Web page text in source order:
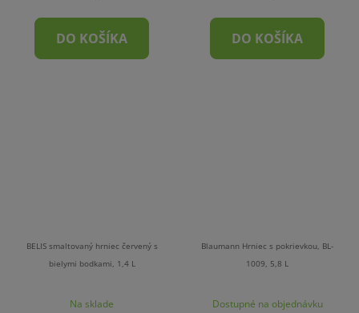
DO KOŠÍKA DO KOŠÍKA
BELIS smaltovaný hrniec červený s
bielymi bodkami, 1,4 L
Na sklade
Blaumann Hrniec s pokrievkou, BL-
1009, 5,8 L
Dostupné na objednávku